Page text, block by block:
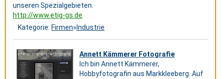
unseren Spezialgebieten.
http://www.etig-gs.de
Kategorie: Firmen» Industrie
Annett Kämmerer Fotografie
Ich bin Annett Kämmerer,
Hobbyfotografin aus Markkleeberg. Auf